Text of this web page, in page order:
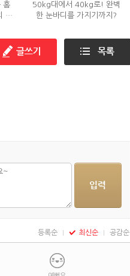
홈
알
50kg대에서 40kg로! 완벽
한 눈바디를 가지기까지?
등록순 최신순 공감순